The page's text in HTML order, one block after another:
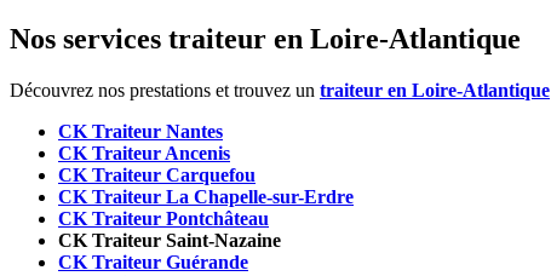
Nos services traiteur en Loire-Atlantique
Découvrez nos prestations et trouvez un traiteur en Loire-Atlantique
CK Traiteur Nantes
CK Traiteur Ancenis
CK Traiteur Carquefou
CK Traiteur La Chapelle-sur-Erdre
CK Traiteur Pontchâteau
CK Traiteur Saint-Nazaine
CK Traiteur Guérande